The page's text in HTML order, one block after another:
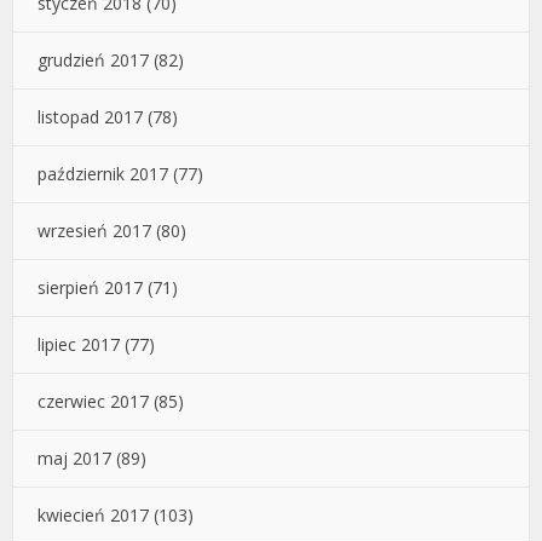
grudzień 2017 (82)
listopad 2017 (78)
październik 2017 (77)
wrzesień 2017 (80)
sierpień 2017 (71)
lipiec 2017 (77)
czerwiec 2017 (85)
maj 2017 (89)
kwiecień 2017 (103)